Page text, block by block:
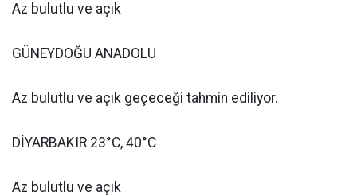
Az bulutlu ve açık
GÜNEYDOĞU ANADOLU
Az bulutlu ve açık geçeceği tahmin ediliyor.
DİYARBAKIR 23°C, 40°C
Az bulutlu ve açık